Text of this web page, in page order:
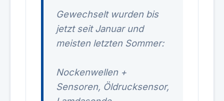
Gewechselt wurden bis
jetzt seit Januar und
meisten letzten Sommer:
Nockenwellen +
Sensoren, Öldrucksensor,